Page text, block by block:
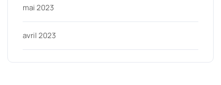
mai 2023
avril 2023